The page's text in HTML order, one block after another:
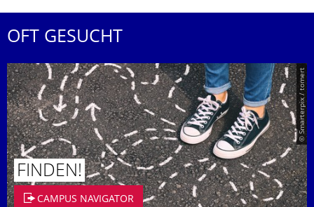
OFT GESUCHT
© Smarterpix / tomert
FINDEN!
CAMPUS NAVIGATOR